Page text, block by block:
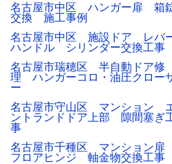
名古屋市中区 ハンガー扉 箱
交換 施工事例
名古屋市中区 施設ドア レバ
ハンドル シリンダー交換工事
名古屋市瑞穂区 半自動ドア修
理 ハンガーコロ・油圧クロー
ー
名古屋市守山区 マンション
ントランドドア上部 隙間塞ぎ
事
名古屋市千種区 マンション扉
フロアヒンジ 軸金物交換工事